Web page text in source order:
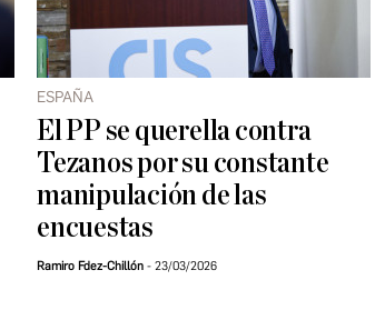
ESPAÑA
El PP se querella contra
Tezanos por su constante
manipulación de las
encuestas
Ramiro Fdez-Chillón 23/03/2026